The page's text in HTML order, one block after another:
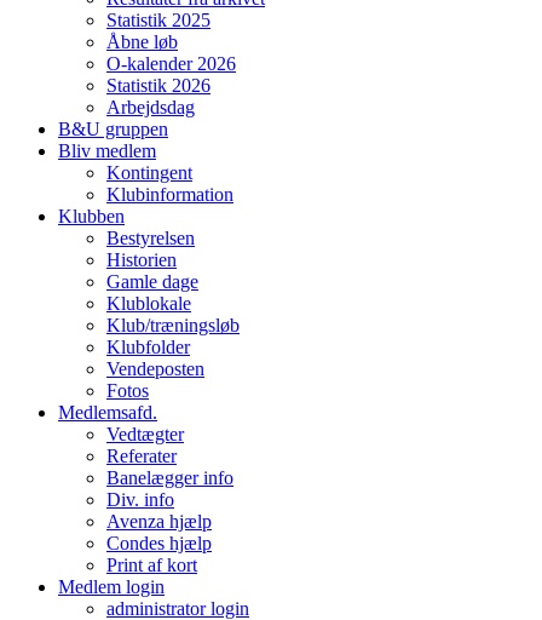
Statistik 2025
Åbne løb
O-kalender 2026
Statistik 2026
Arbejdsdag
B&U gruppen
Bliv medlem
Kontingent
Klubinformation
Klubben
Bestyrelsen
Historien
Gamle dage
Klublokale
Klub/træningsløb
Klubfolder
Vendeposten
Fotos
Medlemsafd.
Vedtægter
Referater
Banelægger info
Div. info
Avenza hjælp
Condes hjælp
Print af kort
Medlem login
administrator login